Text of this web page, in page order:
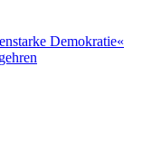
Demokratie«